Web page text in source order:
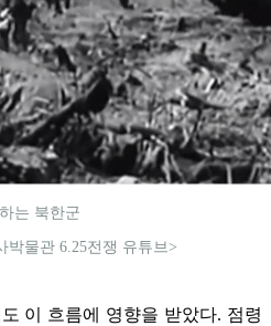
는 북한군
박물관 6.25전쟁 유튜브>
이 흐름에 영향을 받았다. 점령